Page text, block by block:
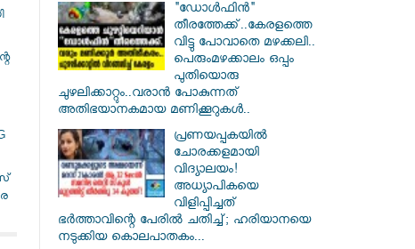
"ഡോൾഫിൻ"
തീരത്തേക്ക്..കേരളത്തെ
വിട്ടു പോവാതെ മഴക്കലി..
പെരുംമഴക്കാലം ഒപ്പം
പുതിയൊരു
ചുഴലിക്കാറ്റും..വരാൻ പോകുന്നത്
അതിഭയാനകമായ മണിക്കൂറുകൾ..
പ്രണയപ്പകയിൽ
ചോരക്കളമായി
വിദ്യാലയം!
അധ്യാപികയെ
വിളിപ്പിച്ചത്
ഭർത്താവിന്റെ പേരിൽ ചതിച്ച്; ഹരിയാനയെ
നടുക്കിയ കൊലപാതകം...